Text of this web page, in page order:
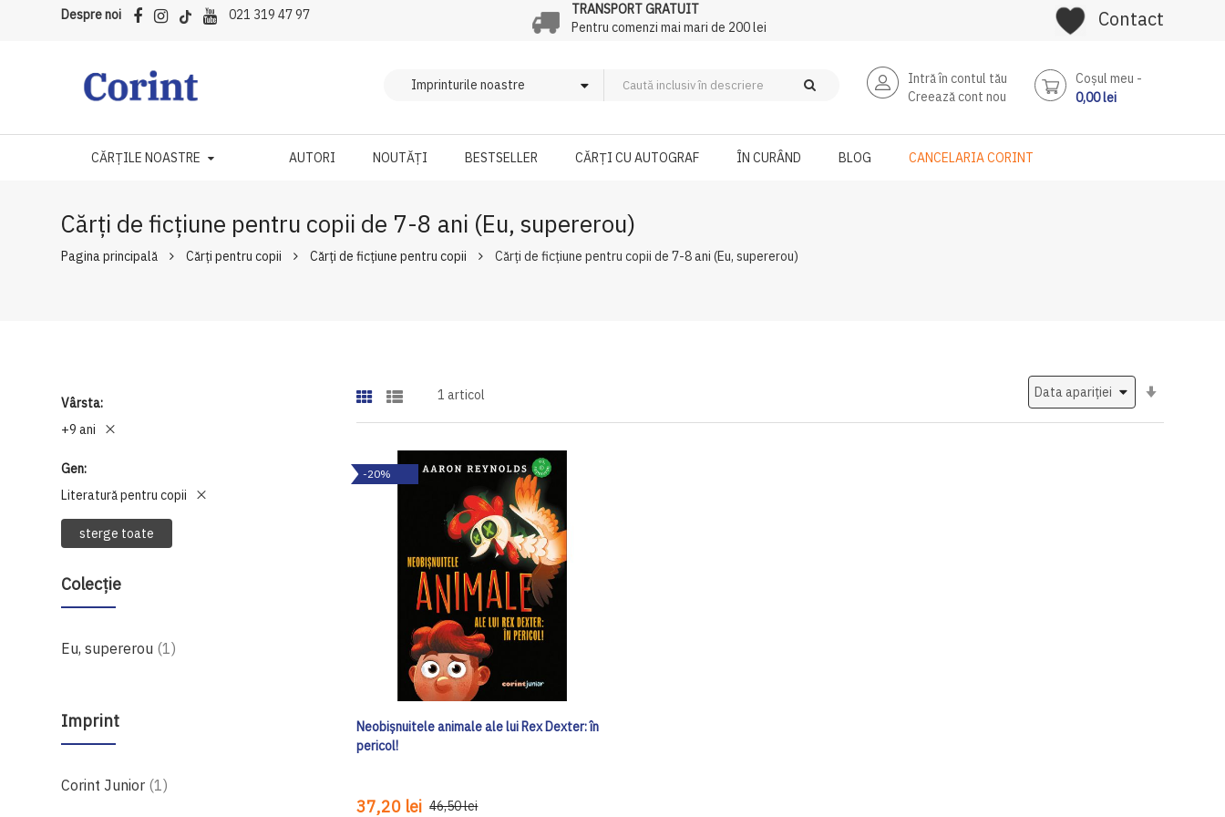
Despre noi 021 319 47 97
TRANSPORT GRATUIT
Pentru comenzi mai mari de 200 lei
Contact
Intră în contul tău
Creează cont nou
Coşul meu
0,00 lei
CĂRȚILE NOASTRE AUTORI NOUTĂȚI BESTSELLER CĂRȚI CU AUTOGRAF ÎN CURÂND BLOG CANCELARIA CORINT
Cărți de ficțiune pentru copii de 7-8 ani (Eu, supererou)
Pagina principală Cărți pentru copii Cărți de ficțiune pentru copii Cărți de ficțiune pentru copii de 7-8 ani (Eu, supererou)
Vârsta
+9 ani
Gen
Literatură pentru copii
sterge toate
Colecție
Eu, supererou 1produs
Imprint
Corint Junior 1produs
1 articol
-20%
Neobișnuitele animale ale lui Rex Dexter: în
pericol!
37,20 lei 46,50 lei